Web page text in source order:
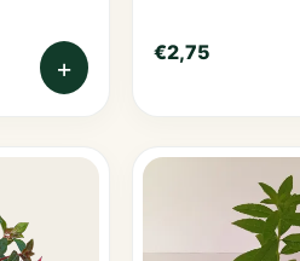
+ €2,75